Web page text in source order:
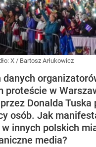
X / Bartosz Arłukowicz
danych
proteście w
Donalda Tuska
osób. Jak
w innych polskich
media?